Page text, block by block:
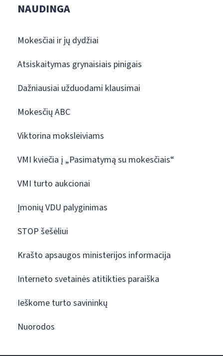
NAUDINGA
Mokesčiai ir jų dydžiai
Atsiskaitymas grynaisiais pinigais
Dažniausiai užduodami klausimai
Mokesčių ABC
Viktorina moksleiviams
VMI kviečia į „Pasimatymą su mokesčiais“
VMI turto aukcionai
Įmonių VDU palyginimas
STOP šešėliui
Krašto apsaugos ministerijos informacija
Interneto svetainės atitikties paraiška
Ieškome turto savininkų
Nuorodos